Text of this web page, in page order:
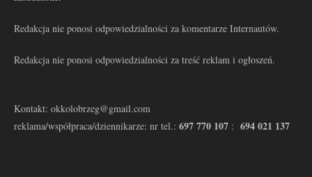
Redakcja nie ponosi odpowiedzialności za komentarze Internautów.
Redakcja nie ponosi odpowiedzialności za treść reklam i ogłoszeń.
Kontakt: okkolobrzeg@gmail.com
reklama/współpraca/dziennikarze: nr tel.: 697 770 107 : 694 021 137